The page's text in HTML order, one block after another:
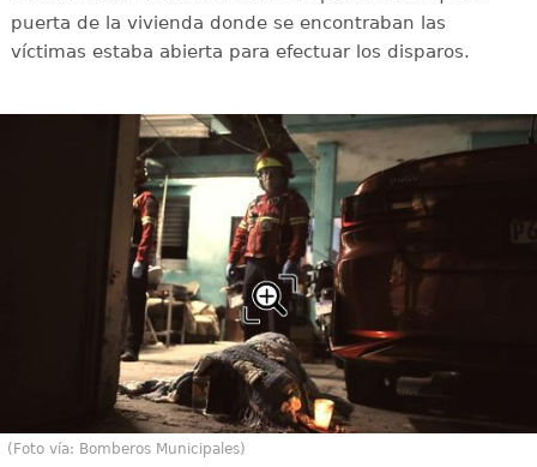
puerta de la vivienda donde se encontraban las
víctimas estaba abierta para efectuar los disparos.
(Foto vía: Bomberos Municipales)